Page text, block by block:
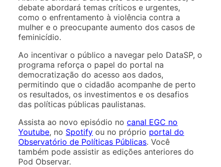
debate abordará temas críticos e urgentes,
como o enfrentamento à violência contra a
mulher e o preocupante aumento dos casos de
feminicídio.
Ao incentivar o público a navegar pelo DataSP, o
programa reforça o papel do portal na
democratização do acesso aos dados,
permitindo que o cidadão acompanhe de perto
os resultados, os investimentos e os desafios
das políticas públicas paulistanas.
Assista ao novo episódio nocanal EGC no
Youtube, no Spotify ou no próprio portal do
Observatório de Políticas Públicas. Você
também pode assistir as edições anteriores do
Pod Observar.